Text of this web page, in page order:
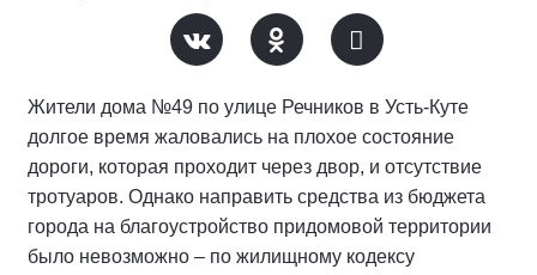
Жители дома №49 по улице Речников в Усть-Куте
долгое время жаловались на плохое состояние
дороги, которая проходит через двор, и отсутствие
тротуаров. Однако направить средства из бюджета
города на благоустройство придомовой территории
было невозможно – по жилищному кодексу